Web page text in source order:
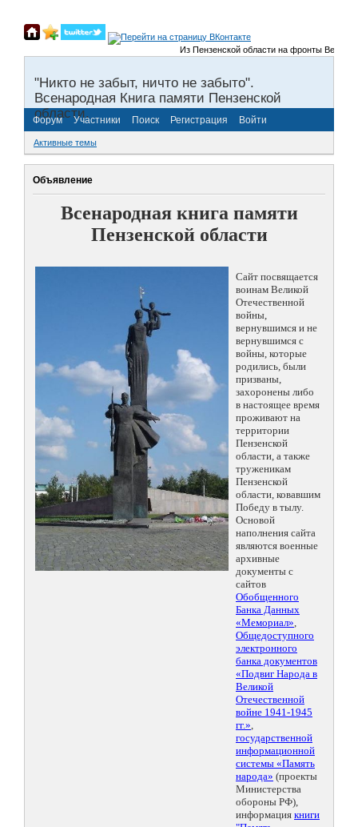
Из Пензенской области на фронты Великой
"Никто не забыт, ничто не забыто".
Всенародная Книга памяти Пензенской
области.
Форум Участники Поиск Регистрация Войти
Активные темы
Объявление
Всенародная книга памяти
Пензенской области
Сайт посвящается
воинам Великой
Отечественной
войны,
вернувшимся и не
вернувшимся с
войны, которые
родились, были
призваны,
захоронены либо
в настоящее время
проживают на
территории
Пензенской
области, а также
труженикам
Пензенской
области, ковавшим
Победу в тылу.
Основой
наполнения сайта
являются военные
архивные
документы с
сайтов
Обобщенного
Банка Данных
«Мемориал»,
Общедоступного
электронного
банка документов
«Подвиг Народа в
Великой
Отечественной
войне 1941-1945
гг.»,
государственной
информационной
системы «Память
народа» (проекты
Министерства
обороны РФ),
информация книги